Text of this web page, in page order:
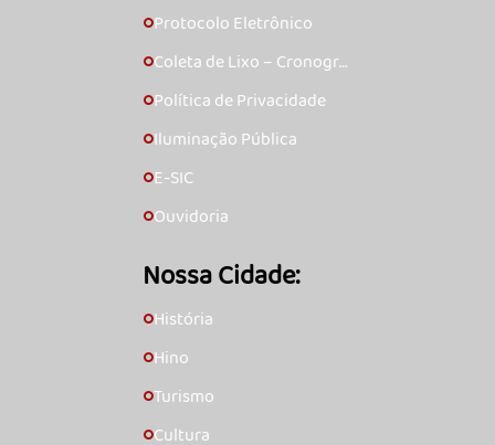
🞇Protocolo Eletrônico
🞇Coleta de Lixo – Cronogra
🞇Política de Privacidade
🞇Iluminação Pública
🞇E-SIC
🞇Ouvidoria
Nossa Cidade:
🞇História
🞇Hino
🞇Turismo
🞇Cultura